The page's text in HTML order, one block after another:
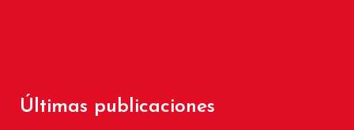
Últimas publicaciones